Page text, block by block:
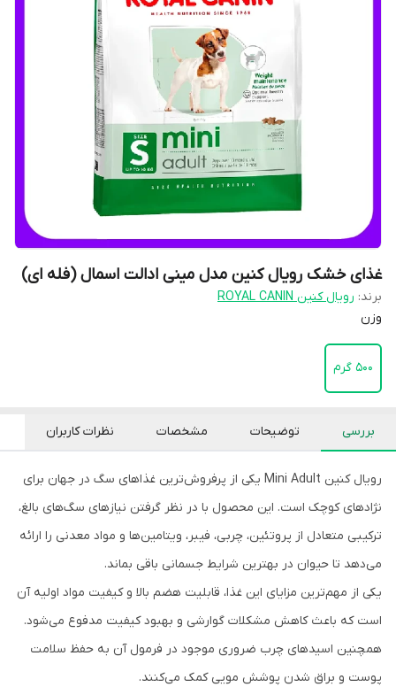
غذای خشک رویال کنین مدل مینی ادالت اسمال (فله ای)
برند: رویال کنین ROYAL CANIN
وزن
500 گرم
بررسی توضیحات مشخصات نظرات کاربران
رویال کنین Mini Adult یکی از پرفروش‌ترین غذاهای سگ در جهان برای
نژادهای کوچک است. این محصول با در نظر گرفتن نیازهای سگ‌های بالغ،
ترکیبی متعادل از پروتئین، چربی، فیبر، ویتامین‌ها و مواد معدنی را ارائه
می‌دهد تا حیوان در بهترین شرایط جسمانی باقی بماند.
یکی از مهم‌ترین مزایای این غذا، قابلیت هضم بالا و کیفیت مواد اولیه آن
است که باعث کاهش مشکلات گوارشی و بهبود کیفیت مدفوع می‌شود.
همچنین اسیدهای چرب ضروری موجود در فرمول آن به حفظ سلامت
پوست و براق شدن پوشش مویی کمک می‌کنند.